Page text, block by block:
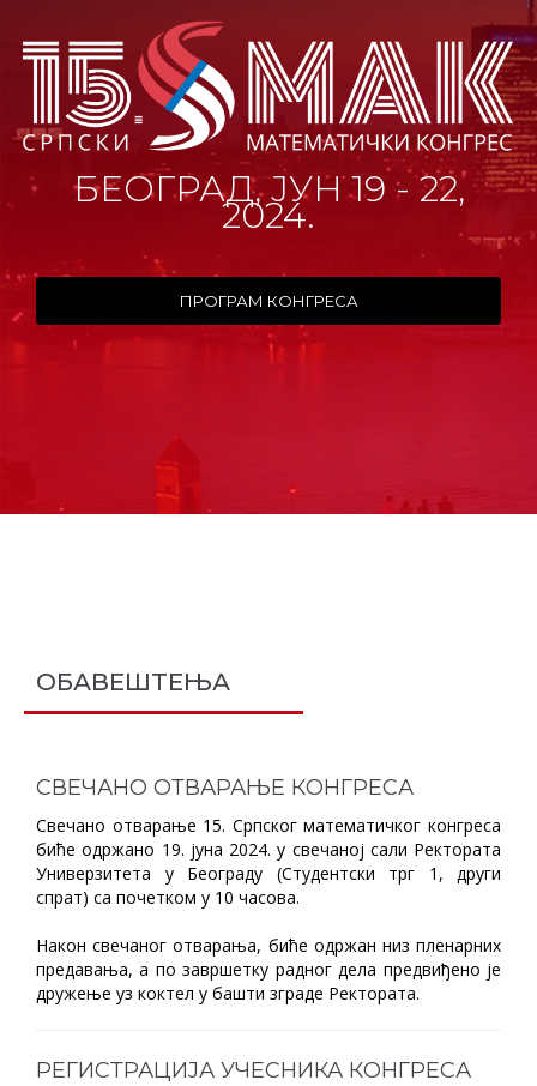
БЕОГРАД, ЈУН 19 - 22,
2024.
ПРОГРАМ КОНГРЕСА
ОБАВЕШТЕЊА
СВЕЧАНО ОТВАРАЊЕ КОНГРЕСА
Свечано отварање 15. Српског математичког конгреса
биће одржано 19. јуна 2024. у свечаној сали Ректората
Универзитета у Београду (Студентски трг 1, други
спрат) са почетком у 10 часова.
Након свечаног отварања, биће одржан низ пленарних
предавања, а по завршетку радног дела предвиђено је
дружење уз коктел у башти зграде Ректората.
РЕГИСТРАЦИЈА УЧЕСНИКА КОНГРЕСА